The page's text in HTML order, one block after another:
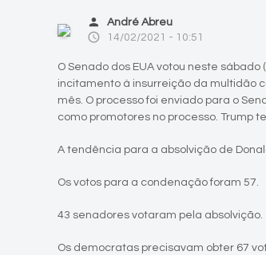
person André Abreu
access_time 14/02/2021 - 10:51
O Senado dos EUA votou neste
incitamento à insurreição da multidão
mês. O processo foi enviado para o
como promotores no processo. Trump
A tendência para a absolvição de
Os votos para a condenação foram 57.
43 senadores votaram pela absolvição.
Os democratas precisavam obter 67